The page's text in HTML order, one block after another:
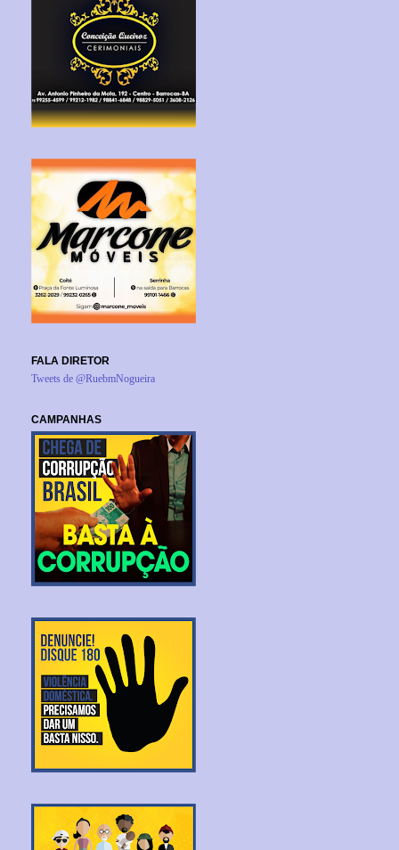
FALA DIRETOR
Tweets de @RuebmNogueira
CAMPANHAS